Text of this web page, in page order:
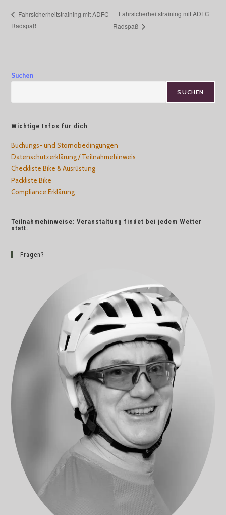
Fahrsicherheitstraining mit ADFC
Radspaß
Fahrsicherheitstraining mit ADFC
Radspaß
Suchen
SUCHEN
Wichtige Infos für dich
Buchungs- und Stornobedingungen
Datenschutzerklärung / Teilnahmehinweis
Checkliste Bike & Ausrüstung
Packliste Bike
Compliance Erklärung
Teilnahmehinweise: Veranstaltung findet bei jedem Wetter
statt.
Fragen?